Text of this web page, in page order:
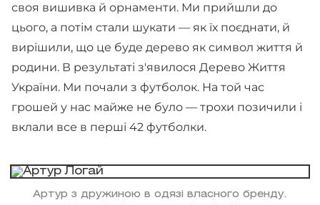
своя вишивка й орнаменти. Ми прийшли до
цього, а потім стали шукати — як їх поєднати, й
вирішили, що це буде дерево як символ життя й
родини. В результаті з'явилося Дерево Життя
України. Ми почали з футболок. На той час
грошей у нас майже не було — трохи позичили і
вклали все в перші 42 футболки.
Артур з дружиною в одязі власного бренду.